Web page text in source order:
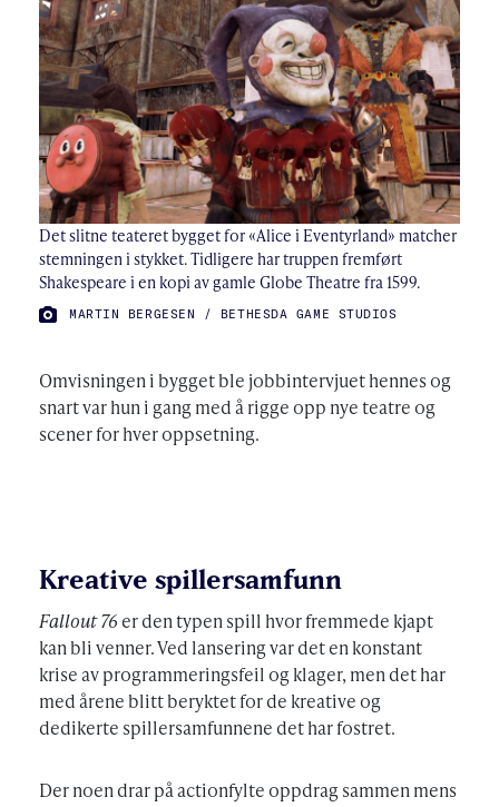
Det slitne teateret bygget for «Alice i Eventyrland» matcher
stemningen i stykket. Tidligere har truppen fremført
Shakespeare i en kopi av gamle Globe Theatre fra 1599.
FOTO:
MARTIN BERGESEN / BETHESDA GAME STUDIOS
Omvisningen i bygget ble jobbintervjuet hennes og
snart var hun i gang med å rigge opp nye teatre og
scener for hver oppsetning.
Kreative spillersamfunn
Fallout 76er den typen spill hvor fremmede kjapt
kan bli venner. Ved lansering var det en konstant
krise av programmeringsfeil og klager, men det har
med årene blitt beryktet for de kreative og
dedikerte spillersamfunnene det har fostret.
Der noen drar på actionfylte oppdrag sammen mens